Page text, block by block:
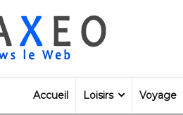
Accueil Loisirs Voyage